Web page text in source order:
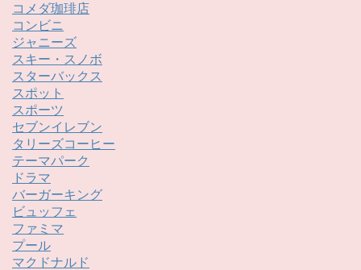
コメダ珈琲店
コンビニ
ジャニーズ
スキー・スノボ
スターバックス
スポット
スポーツ
セブンイレブン
タリーズコーヒー
テーマパーク
ドラマ
バーガーキング
ビュッフェ
ファミマ
プール
マクドナルド